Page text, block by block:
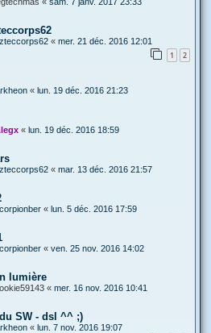
« mer. 21 déc. 2016 12:01
1 2
« lun. 19 déc. 2016 21:23
« lun. 19 déc. 2016 18:59
« mar. 13 déc. 2016 21:57
« lun. 5 déc. 2016 17:59
« ven. 25 nov. 2016 14:02
lumière
« mer. 16 nov. 2016 10:41
SW - dsl ^^ ;)
« lun. 7 nov. 2016 19:07